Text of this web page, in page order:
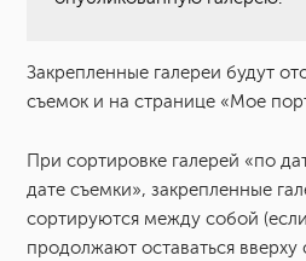
Закрепленные галереи будут
съемок и на странице «Мое
При сортировке галерей «по
дате съемки», закрепленные
сортируются между собой
продолжают оставаться вверху